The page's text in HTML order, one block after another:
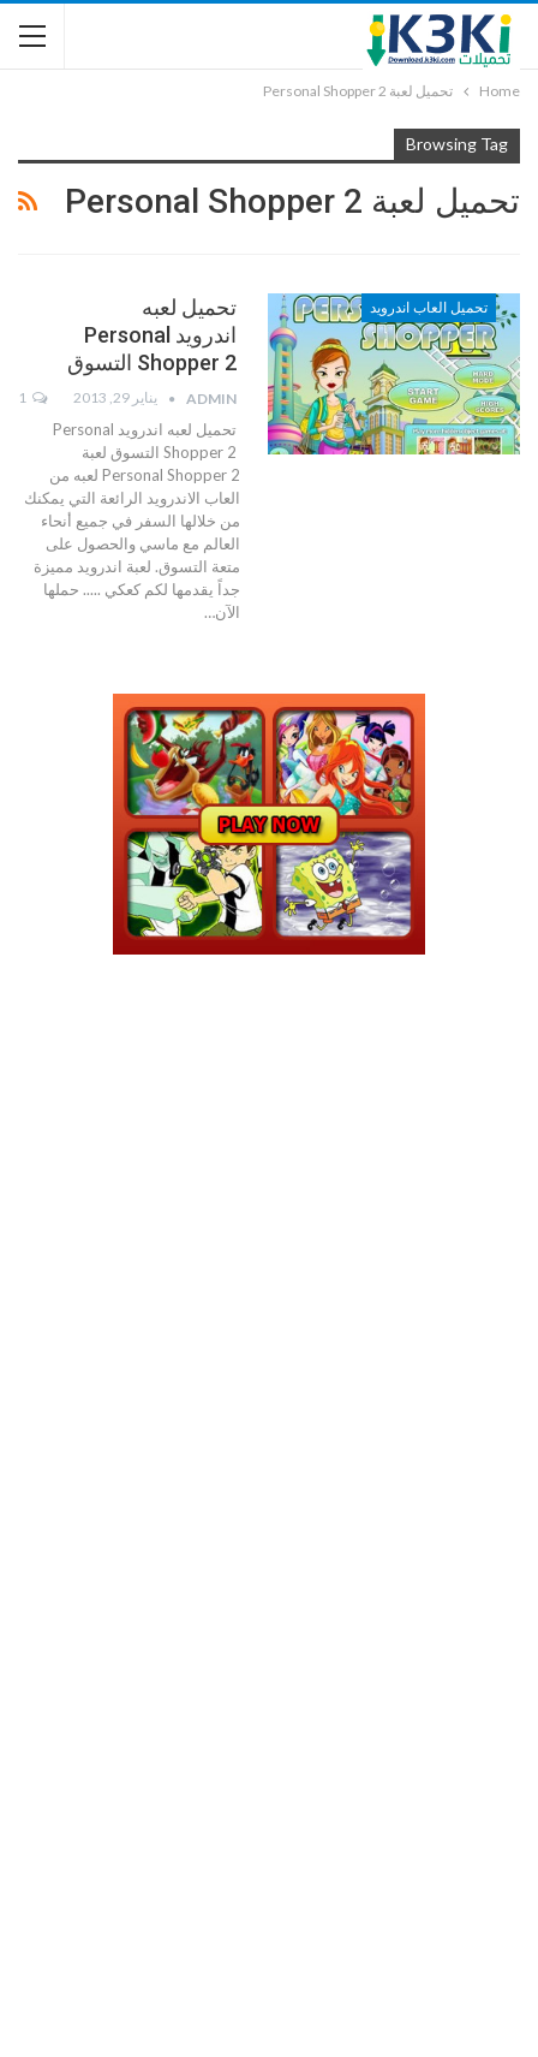
Home تحميل لعبة Personal Shopper 2
Browsing Tag
تحميل لعبة Personal Shopper 2
تحميل العاب اندرويد
تحميل لعبه
اندرويد Personal
Shopper 2 التسوق
ADMIN يناير 29, 2013
تحميل لعبه اندرويد Personal
Shopper 2 التسوق لعبة
Personal Shopper 2 لعبه من
العاب الاندرويد الرائعة التي يمكنك
من خلالها السفر في جميع أنحاء
العالم مع ماسي والحصول على
متعة التسوق. لعبة اندرويد مميزة
جداً يقدمها لكم كعكي ..... حملها
الآن…